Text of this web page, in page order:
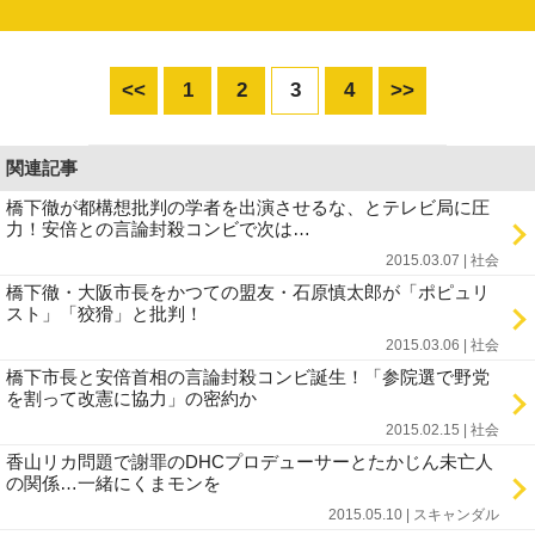
<< 1 2 3 4 >>
関連記事
橋下徹が都構想批判の学者を出演させるな、とテレビ局に圧
力！安倍との言論封殺コンビで次は…
2015.03.07 | 社会
橋下徹・大阪市長をかつての盟友・石原慎太郎が「ポピュリ
スト」「狡猾」と批判！
2015.03.06 | 社会
橋下市長と安倍首相の言論封殺コンビ誕生！「参院選で野党
を割って改憲に協力」の密約か
2015.02.15 | 社会
香山リカ問題で謝罪のDHCプロデューサーとたかじん未亡人
の関係…一緒にくまモンを
2015.05.10 | スキャンダル